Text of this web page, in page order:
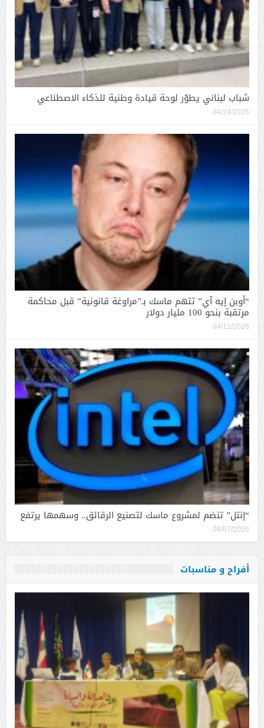
شباب لبناني يطوّر لوحة قيادة وطنية للذكاء الاصطناعي
04/24/2026
“أوبن إيه آي” تتهم ماسك بـ”مراوغة قانونية” قبل محاكمة
مرتقبة بنحو 100 مليار دولار
04/11/2026
“إنتل” تنضم لمشروع ماسك لتصنيع الرقائق.. وسهمها يرتفع
04/07/2026
أفراح و مناسبات